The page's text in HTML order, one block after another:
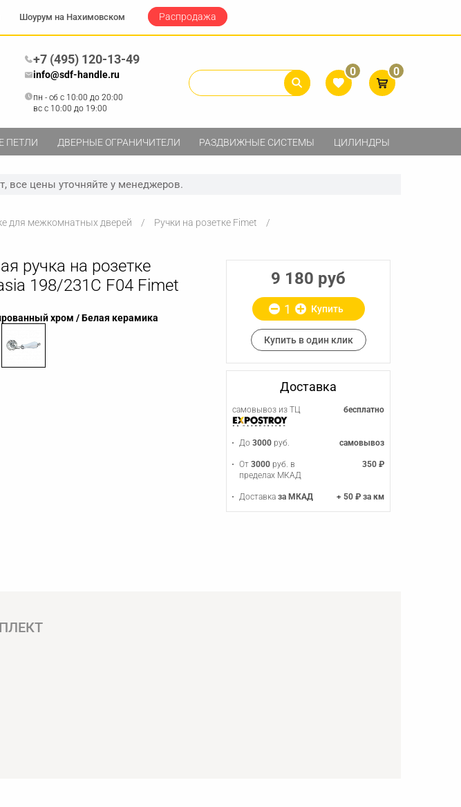
+7 (495) 120-13-49
info@sdf-handle.ru
пн - сб c 10:00 до 20:00
вс c 10:00 до 19:00
0 0
Шоурум на Нахимовском Распродажа
ПЕТЛИ ДВЕРНЫЕ ОГРАНИЧИТЕЛИ РАЗДВИЖНЫЕ СИСТЕМЫ ЦИЛИНДРЫ
все цены уточняйте у менеджеров.
для межкомнатных дверей
Ручки на розетке Fimet
ручка на розетке
198/231C F04 Fimet
хром / Белая керамика
9 180 руб
Купить
Купить в один клик
Доставка
самовывоз из ТЦ бесплатно
До3000 руб. самовывоз
От3000 руб. в
пределах МКАД
350 ₽
Доставказа МКАД + 50 ₽ за км